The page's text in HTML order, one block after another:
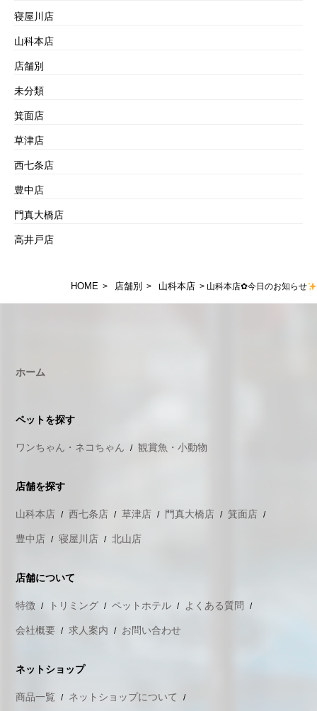
寝屋川店
山科本店
店舗別
未分類
箕面店
草津店
西七条店
豊中店
門真大橋店
高井戸店
HOME > 店舗別 > 山科本店 > 山科本店✿今日のお知らせ
ホーム
ペットを探す
ワンちゃん・ネコちゃん 観賞魚・小動物
店舗を探す
山科本店 西七条店 草津店 門真大橋店 箕面店
豊中店 寝屋川店 北山店
店舗について
特徴 トリミング ペットホテル よくある質問
会社概要 求人案内 お問い合わせ
ネットショップ
商品一覧 ネットショップについて